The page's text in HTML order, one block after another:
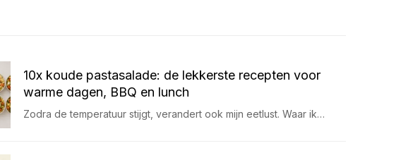
10x koude pastasalade: de lekkerste recepten voor
warme dagen, BBQ en lunch
Zodra de temperatuur stijgt, verandert ook mijn eetlust. Waar ik…